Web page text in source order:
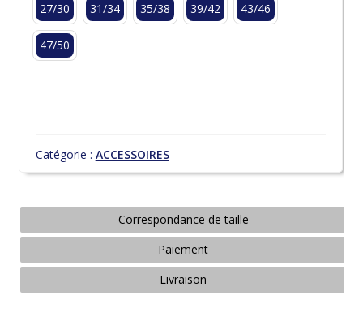
27/30 31/34 35/38 39/42 43/46
47/50
Catégorie : ACCESSOIRES
Correspondance de taille
Paiement
Livraison